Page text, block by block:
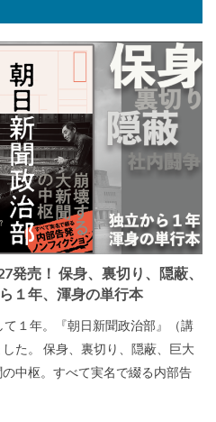
発売！ 保身、裏切り、隠蔽、
１年、渾身の単行本
１年。『朝日新聞政治部』（講
た。 保身、裏切り、隠蔽、巨大
中枢。すべて実名で綴る内部告